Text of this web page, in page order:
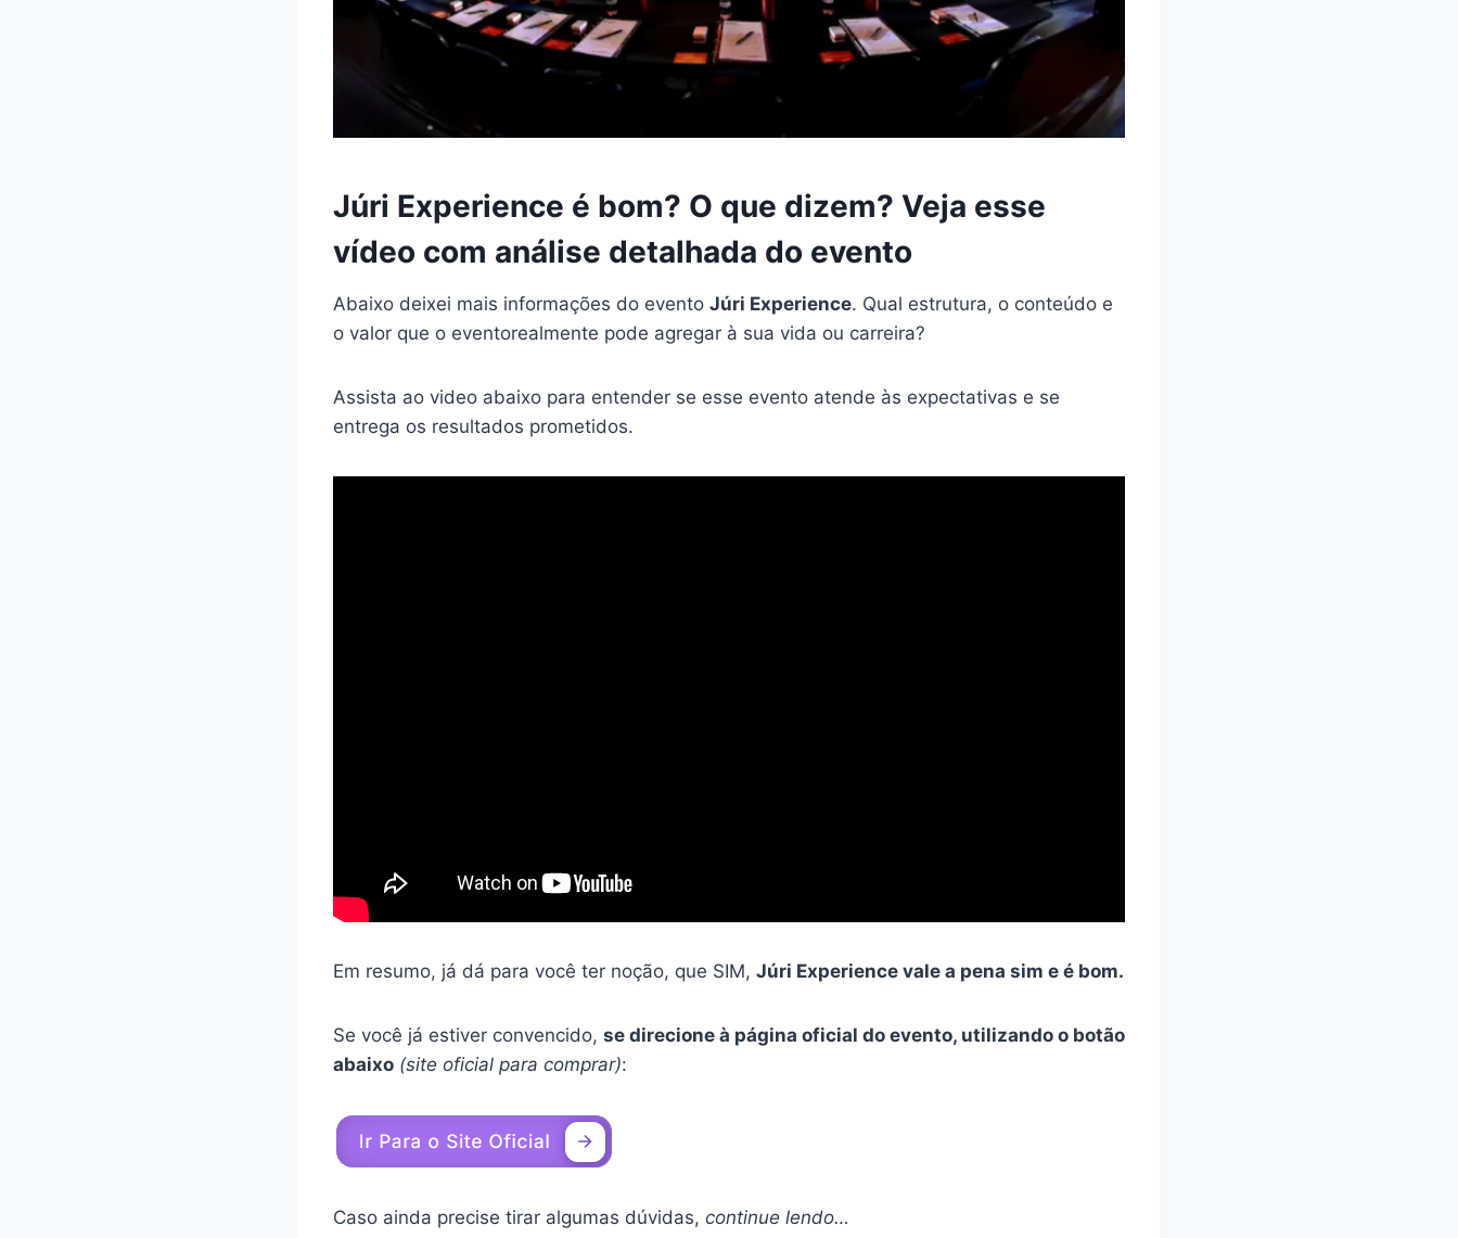
Júri Experience é bom? O que dizem? Veja esse
vídeo com análise detalhada do evento
Abaixo deixei mais informações do evento Júri Experience. Qual estrutura, o conteúdo e
o valor que o eventorealmente pode agregar à sua vida ou carreira?
Assista ao video abaixo para entender se esse evento atende às expectativas e se
entrega os resultados prometidos.
Em resumo, já dá para você ter noção, que SIM, Júri Experience vale a pena sim e é bom.
Se você já estiver convencido, se direcione à página oficial do evento, utilizando o botão
abaixo (site oficial para comprar):
Caso ainda precise tirar algumas dúvidas, continue lendo…